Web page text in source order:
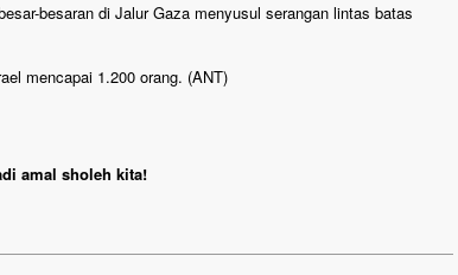
besaran di Jalur Gaza menyusul serangan lintas batas
mencapai 1.200 orang. (ANT)
amal sholeh kita!